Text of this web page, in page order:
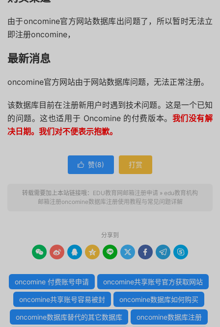
由于oncomine官方网站数据库出问题了，所以暂时无法立
即注册oncomine，
最新消息
oncomine官方网站由于网站数据库问题，无法正常注册。
该数据库目前在注册新用户时遇到技术问题。这是一个已知
的问题。这也适用于 Oncomine 的付费版本。 我们没有解
决日期。我们对不便表示抱歉。
 赞(8) 打赏
转载需要加上本站链接哦： EDU教育网邮箱注册申请 » edu教育机构
邮箱注册oncomine数据库注册使用教程与常见问题详解
分享到
        
oncomine 付费账号申请 oncomine共享账号官方获取网站
oncomine共享账号容易被封 oncomine数据库如何购买
oncomine数据库替代的其它数据库 oncomine数据库注册